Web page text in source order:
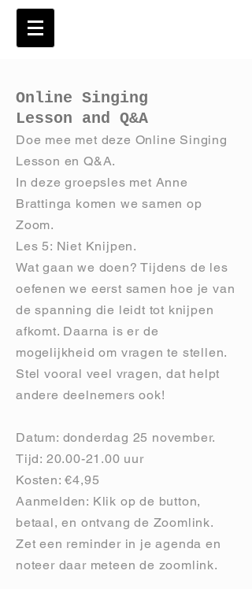
Online Singing
Lesson and Q&A
Doe mee met deze Online Singing
Lesson en Q&A.
In deze groepsles met Anne
Brattinga komen we samen op
Zoom.
Les 5: Niet Knijpen.
Wat gaan we doen? Tijdens de les
oefenen we eerst samen hoe je van
de spanning die leidt tot knijpen
afkomt. Daarna is er de
mogelijkheid om vragen te stellen.
Stel vooral veel vragen, dat helpt
andere deelnemers ook!
Datum: donderdag 25 november.
Tijd: 20.00-21.00 uur
Kosten: €4,95
Aanmelden: Klik op de button,
betaal, en ontvang de Zoomlink.
Zet een reminder in je agenda en
noteer daar meteen de zoomlink.